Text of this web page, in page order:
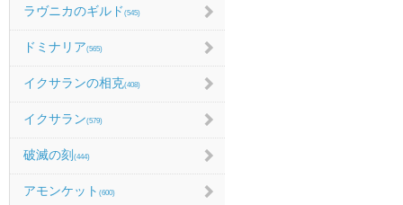
ラヴニカのギルド (545)
ドミナリア(565)
イクサランの相克(408)
イクサラン(579)
破滅の刻 (444)
アモンケット (600)